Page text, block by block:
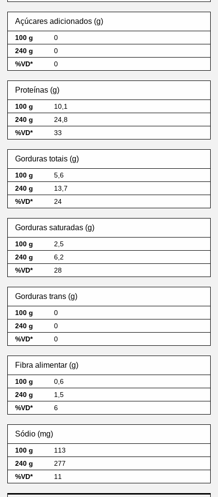
Açúcares adicionados (g)
0
0
0
Proteínas (g)
10,1
24,8
33
Gorduras totais (g)
5,6
13,7
24
Gorduras saturadas (g)
2,5
6,2
28
Gorduras trans (g)
0
0
0
Fibra alimentar (g)
0,6
1,5
6
Sódio (mg)
113
277
11